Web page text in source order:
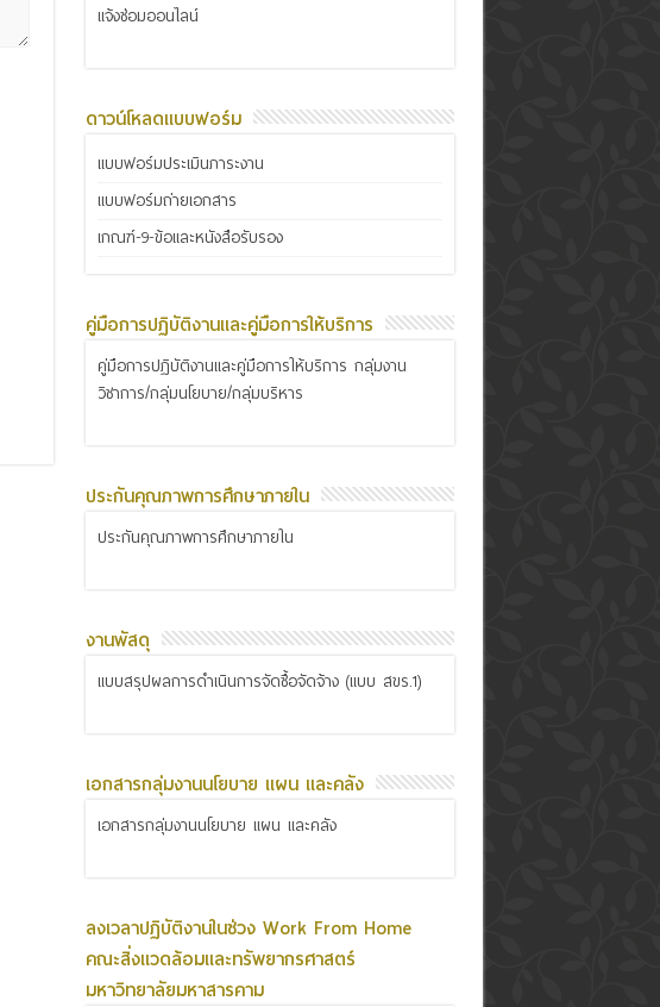
แจ้งซ่อมออนไลน์
ดาวน์โหลดแบบฟอร์ม
แบบฟอร์มประเมินภาระงาน
แบบฟอร์มถ่ายเอกสาร
เกณฑ์-9-ข้อและหนังสือรับรอง
คู่มือการปฏิบัติงานและคู่มือการให้บริการ
คู่มือการปฏิบัติงานและคู่มือการให้บริการ กลุ่มงาน
วิชาการ/กลุ่มนโยบาย/กลุ่มบริหาร
ประกันคุณภาพการศึกษาภายใน
ประกันคุณภาพการศึกษาภายใน
งานพัสดุ
แบบสรุปผลการดำเนินการจัดซื้อจัดจ้าง (แบบ สขร.1)
เอกสารกลุ่มงานนโยบาย แผน และคลัง
เอกสารกลุ่มงานนโยบาย แผน และคลัง
ลงเวลาปฏิบัติงานในช่วง Work From Home
คณะสิ่งแวดล้อมและทรัพยากรศาสตร์
มหาวิทยาลัยมหาสารคาม